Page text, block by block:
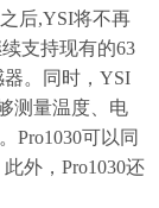
后,YSI将不再
支持现有的63
器。同时，YSI
测量温度、电
Pro1030可以同
外，Pro1030还